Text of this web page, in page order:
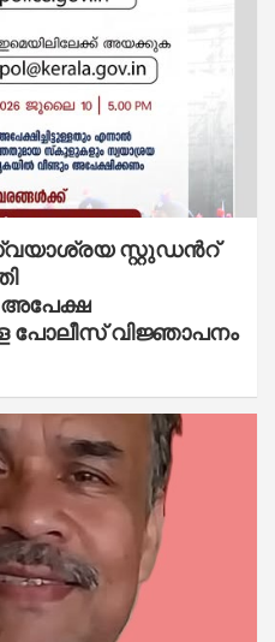
സ്റ്റുഡന്‍റ്
അപേക്ഷ
പോലീസ് വിജ്ഞാപനം